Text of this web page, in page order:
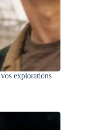
explorations